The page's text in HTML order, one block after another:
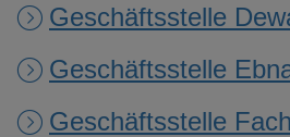
Geschäftsstelle
Geschäftsstelle
Geschäftsstelle